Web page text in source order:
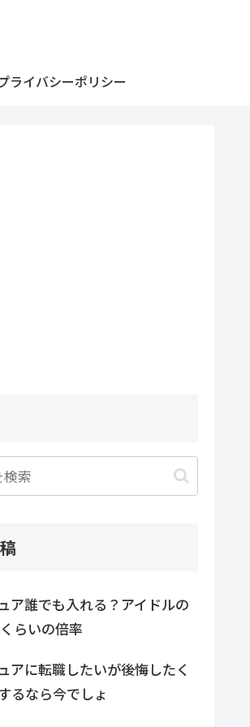
ライバシーポリシー
ア誰でも入れる？アイドルの
らいの倍率
アに転職したいが後悔したく
るなら今でしょ